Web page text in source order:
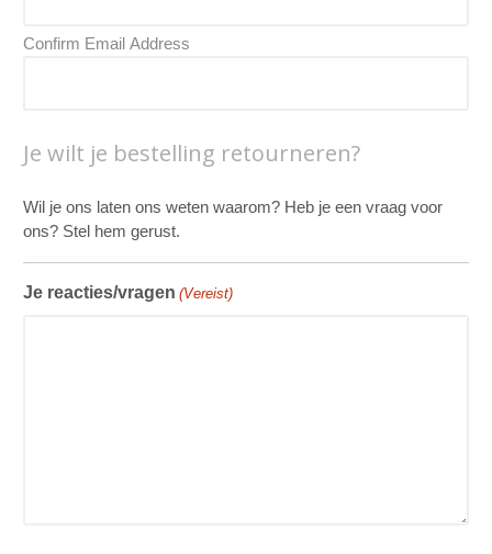
Confirm Email Address
Je wilt je bestelling retourneren?
Wil je ons laten ons weten waarom? Heb je een vraag voor
ons? Stel hem gerust.
Je reacties/vragen (Vereist)